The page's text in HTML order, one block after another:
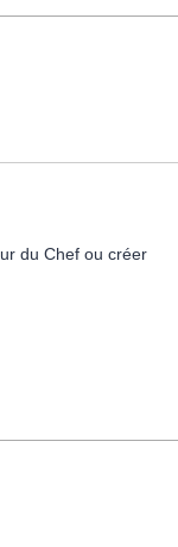
du Chef ou créer